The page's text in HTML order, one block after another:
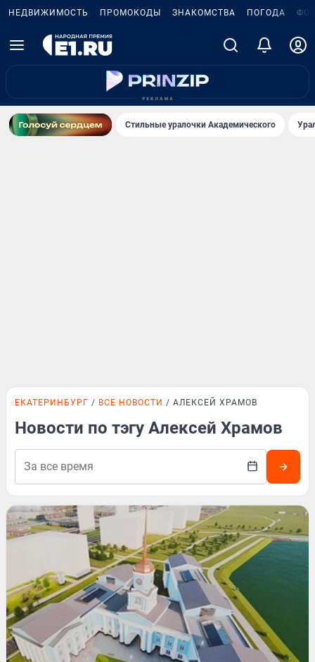
НЕДВИЖИМОСТЬ ПРОМОКОДЫ ЗНАКОМСТВА ПОГОДА
Стильные уралочки Академического
ЕКАТЕРИНБУРГ ВСЕ НОВОСТИ АЛЕКСЕЙ ХРАМОВ
Новости по тэгу Алексей Храмов